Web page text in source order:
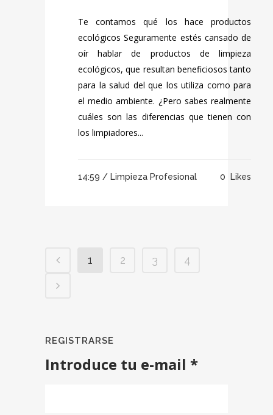
Te contamos qué los hace productos
ecológicos Seguramente estés cansado de
oír hablar de productos de limpieza
ecológicos, que resultan beneficiosos tanto
para la salud del que los utiliza como para
el medio ambiente. ¿Pero sabes realmente
cuáles son las diferencias que tienen con
los limpiadores...
14:59 / Limpieza Profesional 0 Likes
1 2 3 4
REGISTRARSE
Introduce tu e-mail *